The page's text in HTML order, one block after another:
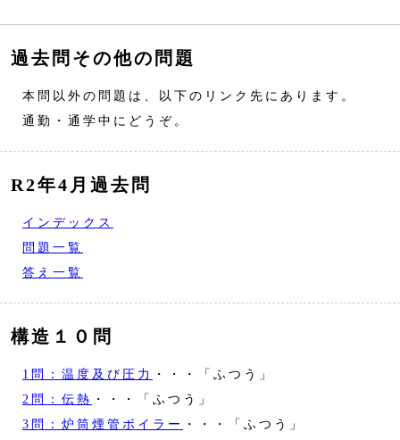
過去問その他の問題
本問以外の問題は、以下のリンク先にあります。
通勤・通学中にどうぞ。
R2年4月過去問
インデックス
問題一覧
答え一覧
構造１０問
1問：温度及び圧力
・・・「ふつう」
2問：伝熱 ・・・「ふつう」
3問：炉筒煙管ボイラー
・・・「ふつう」